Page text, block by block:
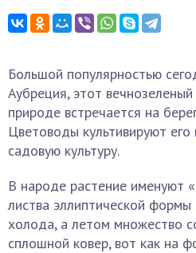
Большой популярностью
Аубреция, этот
природе встречается на
Цветоводы культивируют его
садовую культуру.
В народе растение именуют
листва эллиптической
холода, а летом множество
сплошной ковер, вот как на